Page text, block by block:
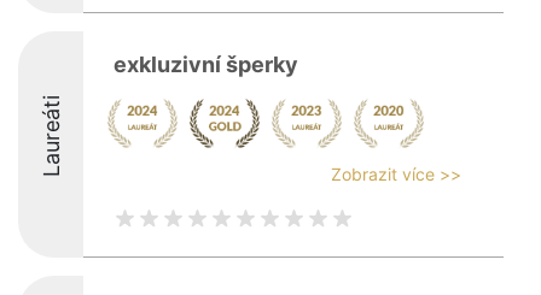
Laureáti
exkluzivní šperky
Zobrazit více >>